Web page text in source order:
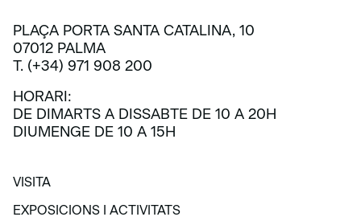
PLAÇA PORTA SANTA CATALINA, 10
07012 PALMA
T. (+34) 971 908 200
HORARI:
DE DIMARTS A DISSABTE DE 10 A 20H
DIUMENGE DE 10 A 15H
VISITA
VISITA
EXPOSICIONS I ACTIVITATS